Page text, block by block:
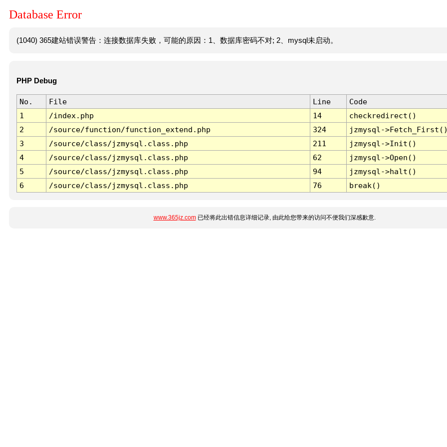
Database Error
(1040) 365建站错误警告：连接数据库失败，可能的原因：1、数据库密码不对; 2、mysql未启动。
PHP Debug
No. File Line
Code
1
/index.php 14
checkredirect()
2
/source/function/function_extend.php 324
jzmysql-
3
/source/class/jzmysql.class.php 211
jzmysql->Init()
4
/source/class/jzmysql.class.php 62
jzmysql->Open()
5
/source/class/jzmysql.class.php 94
jzmysql->halt()
6
/source/class/jzmysql.class.php 76 break()
www.365jz.com已经将此出错信息详细记录, 由此给您带来的访问不便我们深感歉意.